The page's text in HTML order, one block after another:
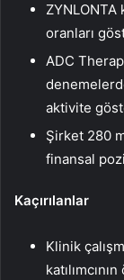
ZYNLONTA
oranları
ADC
aktivite
Şirket 280
finansal
Kaçırılanlar
Klinik